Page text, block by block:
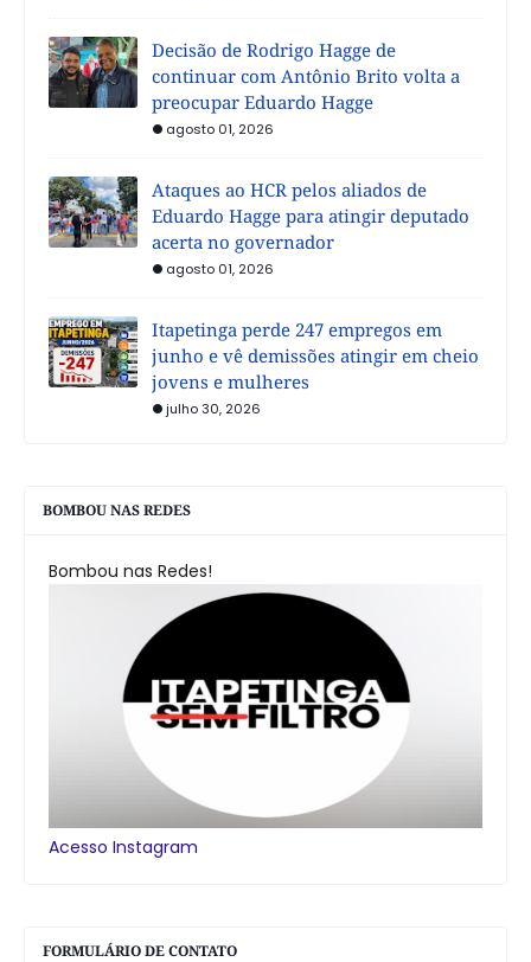
Decisão de Rodrigo Hagge de
continuar com Antônio Brito volta a
preocupar Eduardo Hagge
agosto 01, 2026
Ataques ao HCR pelos aliados de
Eduardo Hagge para atingir deputado
acerta no governador
agosto 01, 2026
Itapetinga perde 247 empregos em
junho e vê demissões atingir em cheio
jovens e mulheres
julho 30, 2026
BOMBOU NAS REDES
Bombou nas Redes!
Acesso Instagram
FORMULÁRIO DE CONTATO